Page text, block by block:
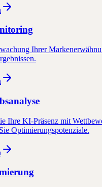
Ihrer
Ihre KI-Präsenz mit
Optimierungspotenziale.